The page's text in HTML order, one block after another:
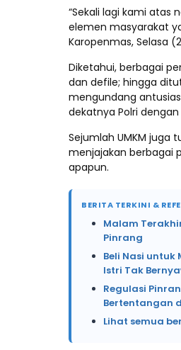
“Sekali lagi kami atas
elemen masyarakat
Karopenmas, Selasa
Diketahui, berbagai
dan defile; hingga
mengundang
dekatnya Polri
Sejumlah UMKM juga
menjajakan berbagai
apapun.
BERITA TERKINI &
Malam
Pinrang
Beli Nasi
Istri Tak
Regulasi
Bertentangan
Lihat semua